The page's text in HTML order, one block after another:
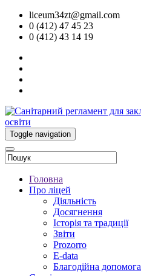
liceum34zt@gmail.com
0 (412) 47 45 23
0 (412) 43 14 19
Toggle navigation
Головна
Про ліцей
Діяльність
Досягнення
Історія та традиції
Звіти
Prozorro
E-data
Благодійна допомога